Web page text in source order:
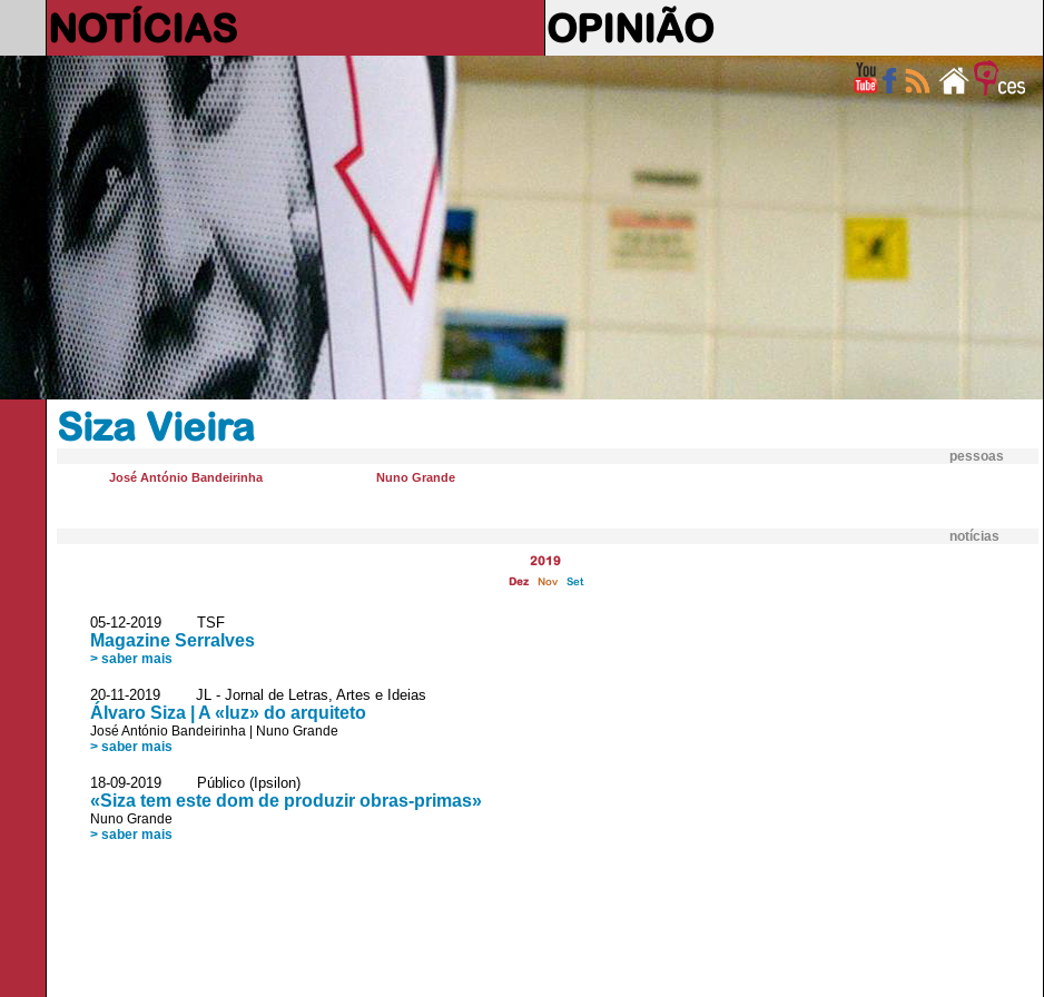
NOTÍCIAS OPINIÃO
Siza Vieira
pessoas
José António Bandeirinha Nuno Grande
notícias
2019
Dez Nov Set
05-12-2019 TSF
Magazine Serralves
> saber mais
20-11-2019 JL - Jornal de Letras, Artes e Ideias
Álvaro Siza | A «luz» do arquiteto
José António Bandeirinha
Nuno Grande
> saber mais
18-09-2019 Público (Ipsilon)
«Siza tem este dom de produzir obras-primas»
Nuno Grande
> saber mais